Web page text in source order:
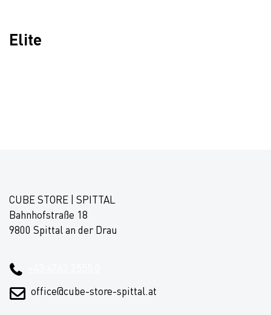
Elite
CUBE STORE | SPITTAL
Bahnhofstraße 18
9800 Spittal an der Drau
office@cube-store-spittal.at